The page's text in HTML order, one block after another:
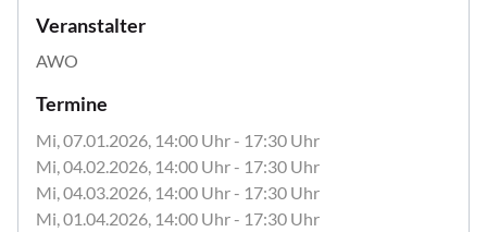
Veranstalter
AWO
Termine
Mi, 07.01.2026 , 14:00 Uhr- 17:30 Uhr
Mi, 04.02.2026 , 14:00 Uhr- 17:30 Uhr
Mi, 04.03.2026 , 14:00 Uhr- 17:30 Uhr
Mi, 01.04.2026 , 14:00 Uhr- 17:30 Uhr